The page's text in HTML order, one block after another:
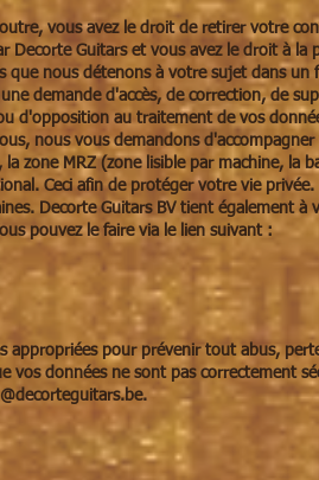
vous avez le droit de retirer votre
Decorte Guitars et vous avez le droit à la
que nous détenons à votre sujet dans un
demande d'accès, de correction, de
d'opposition au traitement de vos
nous vous demandons
zone MRZ (zone lisible par machine, la
Ceci afin de protéger votre vie
Decorte Guitars BV tient également à
pouvez le faire via le lien suivant :
appropriées pour prévenir tout abus,
données ne sont pas correctement
.